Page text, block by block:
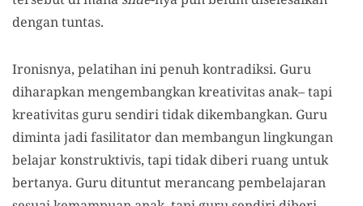
dengan tuntas.
Ironisnya, pelatihan ini penuh kontradiksi. Guru
diharapkan mengembangkan kreativitas anak– tapi
kreativitas guru sendiri tidak dikembangkan. Guru
diminta jadi fasilitator dan membangun lingkungan
belajar konstruktivis, tapi tidak diberi ruang untuk
bertanya. Guru dituntut merancang pembelajaran